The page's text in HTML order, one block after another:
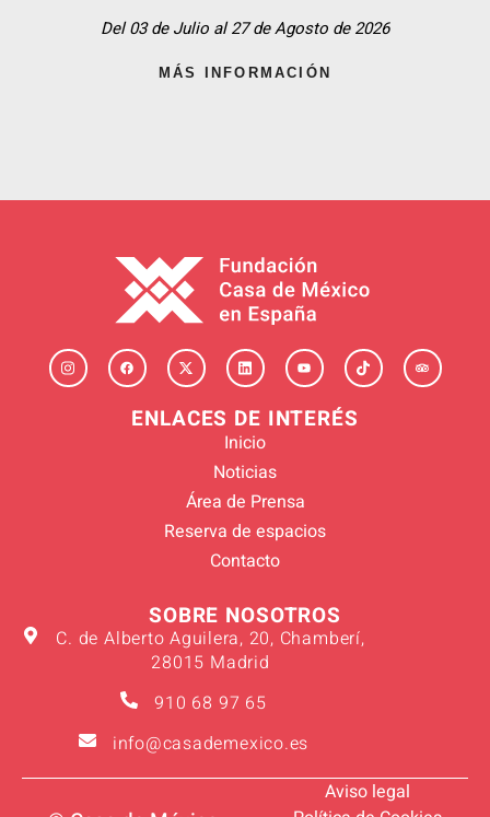
Del 03 de Julio al 27 de Agosto de 2026
MÁS INFORMACIÓN
ENLACES DE INTERÉS
Inicio
Noticias
Área de Prensa
Reserva de espacios
Contacto
SOBRE NOSOTROS
C. de Alberto Aguilera, 20, Chamberí,
28015 Madrid
910 68 97 65
info@casademexico.es
Aviso legal